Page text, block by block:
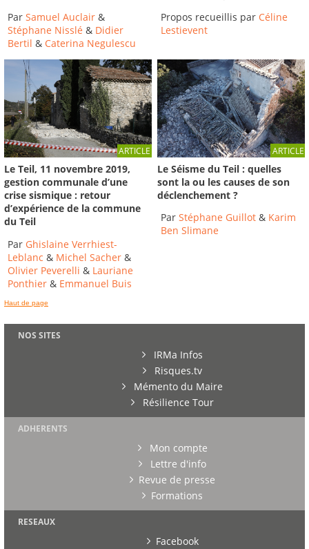
Par Samuel Auclair &
Stéphane Nisslé & Didier
Bertil & Caterina Negulescu
Propos recueillis par Céline
Lestievent
ARTICLE
Le Teil, 11 novembre 2019,
gestion communale d’une
crise sismique : retour
d’expérience de la commune
du Teil
Par Ghislaine Verrhiest-
Leblanc & Michel Sacher &
Olivier Peverelli & Lauriane
Ponthier & Emmanuel Buis
ARTICLE
Le Séisme du Teil : quelles
sont la ou les causes de son
déclenchement ?
ParStéphane Guillot & Karim
Ben Slimane
Haut de page
NOS SITES
IRMa Infos
Risques.tv
Mémento du Maire
Résilience Tour
ADHERENTS
Mon compte
Lettre d'info
Revue de presse
Formations
RESEAUX
Facebook